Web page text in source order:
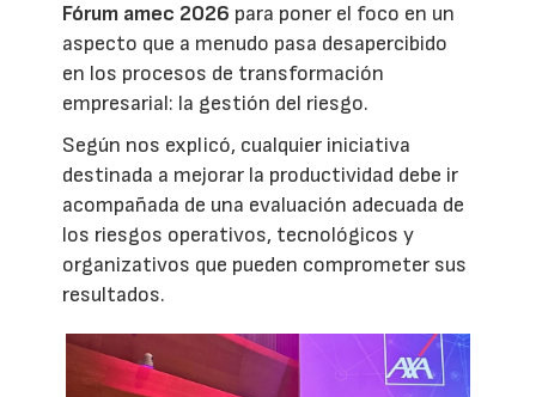
Fórum amec 2026 para poner el foco en un
aspecto que a menudo pasa desapercibido
en los procesos de transformación
empresarial: la gestión del riesgo.
Según nos explicó, cualquier iniciativa
destinada a mejorar la productividad debe ir
acompañada de una evaluación adecuada de
los riesgos operativos, tecnológicos y
organizativos que pueden comprometer sus
resultados.